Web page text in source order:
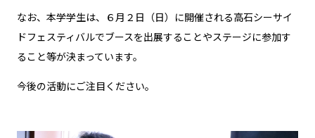
なお、本学学生は、６月２日（日）に開催される高石シーサイ
ドフェスティバルでブースを出展することやステージに参加す
ること等が決まっています。
今後の活動にご注目ください。